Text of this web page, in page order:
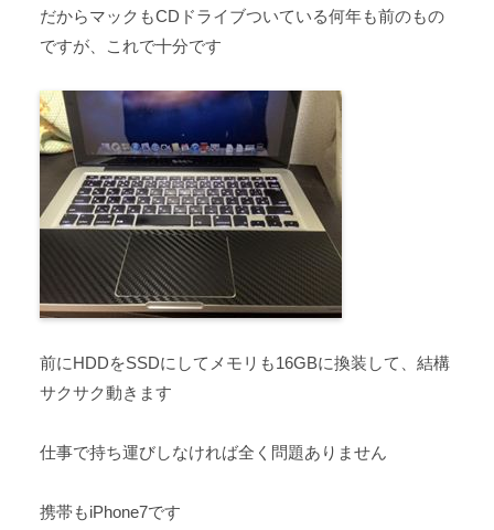
だからマックもCDドライブついている何年も前のもの
ですが、これで十分です
前にHDDをSSDにしてメモリも16GBに換装して、結構
サクサク動きます
仕事で持ち運びしなければ全く問題ありません
携帯もiPhone7です